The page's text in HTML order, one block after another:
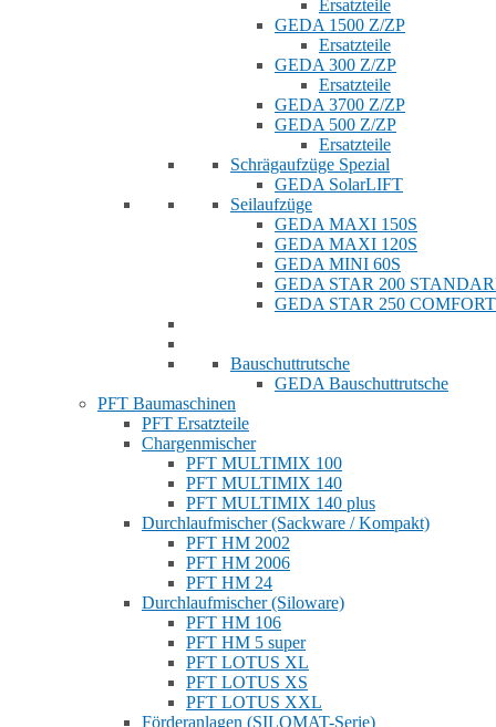
Ersatzteile
GEDA 1500 Z/ZP
Ersatzteile
GEDA 300 Z/ZP
Ersatzteile
GEDA 3700 Z/ZP
GEDA 500 Z/ZP
Ersatzteile
Schrägaufzüge Spezial
GEDA SolarLIFT
Seilaufzüge
GEDA MAXI 150S
GEDA MAXI 120S
GEDA MINI 60S
GEDA STAR 200
GEDA STAR 250 COMFORT
Bauschuttrutsche
GEDA Bauschuttrutsche
PFT Baumaschinen
PFT Ersatzteile
Chargenmischer
PFT MULTIMIX 100
PFT MULTIMIX 140
PFT MULTIMIX 140 plus
Durchlaufmischer (Sackware / Kompakt)
PFT HM 2002
PFT HM 2006
PFT HM 24
Durchlaufmischer (Siloware)
PFT HM 106
PFT HM 5 super
PFT LOTUS XL
PFT LOTUS XS
PFT LOTUS XXL
Förderanlagen (SILOMAT-Serie)